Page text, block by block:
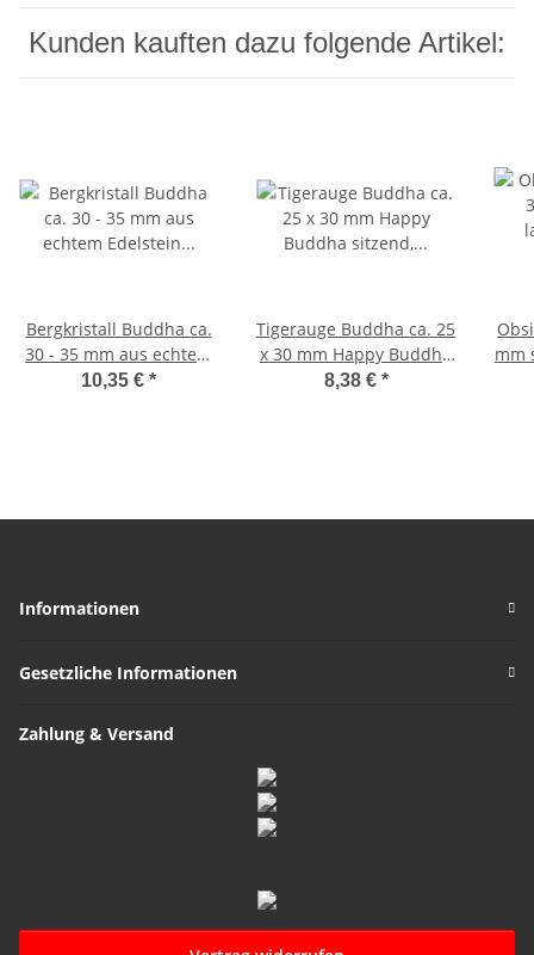
Kunden kauften dazu folgende Artikel:
Bergkristall Buddha ca.
30 - 35 mm aus echtem
Edelstein Happy Buddha
10,35 € *
Tigerauge Buddha ca. 25
x 30 mm Happy Buddha
sitzend, lachend
8,38 € *
mm
Informationen
Gesetzliche Informationen
Zahlung & Versand